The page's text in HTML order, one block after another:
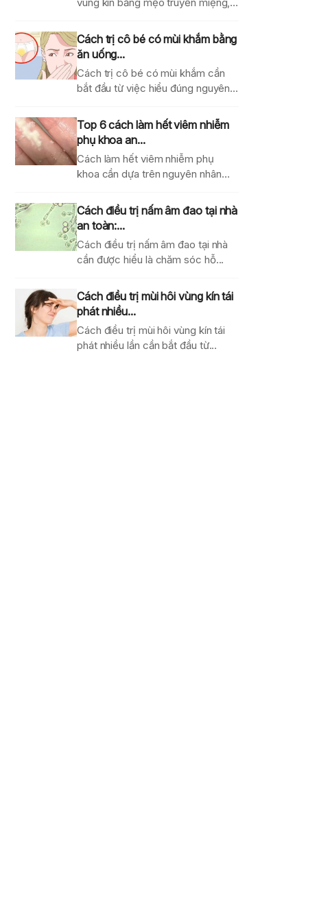
Cách trị cô bé có mùi khắm bằng
ăn uống...
Cách trị cô bé có mùi khắm cần
bắt đầu từ việc hiểu đúng nguyên...
Top 6 cách làm hết viêm nhiễm
phụ khoa an...
Cách làm hết viêm nhiễm phụ
khoa cần dựa trên nguyên nhân
Cách điều trị nấm âm đao tại nhà
an toàn:...
Cách điều trị nấm âm đao tại nhà
cần được hiểu là chăm sóc hỗ...
Cách điều trị mùi hôi vùng kín tái
phát nhiều...
Cách điều trị mùi hôi vùng kín tái
phát nhiều lần cần bắt đầu từ...